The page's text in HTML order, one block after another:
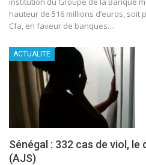
hauteur de 516 millions d’euros, soit
Cfa, en faveur de banques…
ACTUALITE
Sénégal : 332 cas de viol,
(AJS)